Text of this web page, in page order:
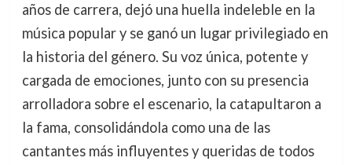
años de carrera, dejó una huella indeleble en la
música popular y se ganó un lugar privilegiado en
la historia del género. Su voz única, potente y
cargada de emociones, junto con su presencia
arrolladora sobre el escenario, la catapultaron a
la fama, consolidándola como una de las
cantantes más influyentes y queridas de todos